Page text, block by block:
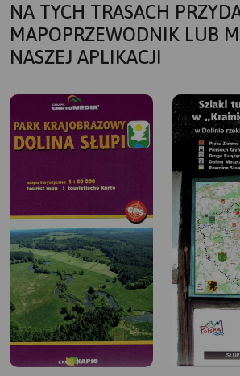
NA TYCH TRASACH
MAPOPRZEWODNIK LUB
NASZEJ APLIKACJI